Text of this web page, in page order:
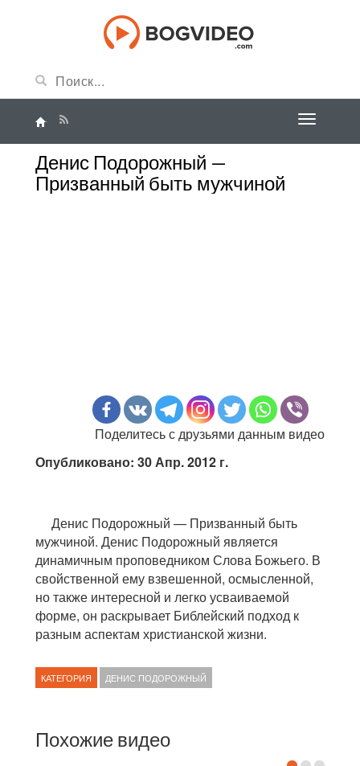
Денис Подорожный —
Призванный быть мужчиной
Поделитесь с друзьями данным видео
Опубликовано: 30 Апр. 2012 г.
Денис Подорожный — Призванный быть
мужчиной. Денис Подорожный является
динамичным проповедником Слова Божьего. В
свойственной ему взвешенной, осмысленной,
но также интересной и легко усваиваемой
форме, он раскрывает Библейский подход к
разным аспектам христианской жизни.
КАТЕГОРИЯ ДЕНИС ПОДОРОЖНЫЙ
Похожие видео